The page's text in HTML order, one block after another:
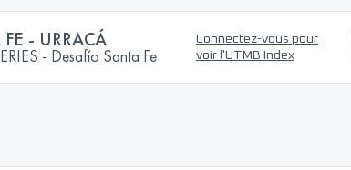
- URRACÁ
- Desafío Santa Fe
Connectez-vous pour
voir l'UTMB Index